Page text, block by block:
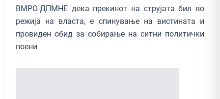
ВМРО-ДПМНЕ дека прекинот на струјата бил во
режија на власта, е спинување на вистината и
провиден обид за собирање на ситни политички
поени